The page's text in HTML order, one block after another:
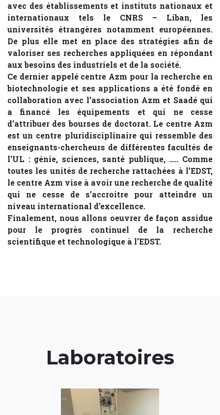
avec des établissements et instituts nationaux et
internationaux tels le CNRS – Liban, les
universités étrangères notamment européennes.
De plus elle met en place des stratégies afin de
valoriser ses recherches appliquées en répondant
aux besoins des industriels et de la société.
Ce dernier appelé centre Azm pour la recherche en
biotechnologie et ses applications a été fondé en
collaboration avec l’association Azm et Saadé qui
a financé les équipements et qui ne cesse
d’attribuer des bourses de doctorat. Le centre Azm
est un centre pluridisciplinaire qui ressemble des
enseignants-chercheurs de différentes facultés de
l’UL : génie, sciences, santé publique, ….. Comme
toutes les unités de recherche rattachées à l’EDST,
le centre Azm vise à avoir une recherche de qualité
qui ne cesse de s’accroitre pour atteindre un
niveau international d’excellence.
Finalement, nous allons oeuvrer de façon assidue
pour le progrès continuel de la recherche
scientifique et technologique à l’EDST.
Laboratoires